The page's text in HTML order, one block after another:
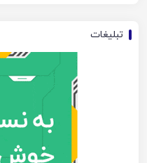
تبلیغات